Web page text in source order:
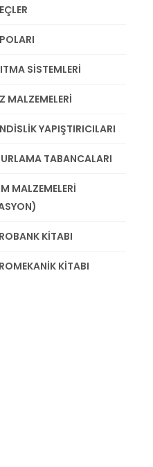
SİSTEMLERİ
MALZEMELERİ
YAPIŞTIRICILARI
TABANCALARI
MALZEMELERİ
KİTABI
KİTABI